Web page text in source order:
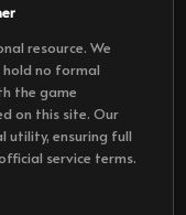
resource. We
no formal
the game
on this site. Our
utility, ensuring full
service terms.